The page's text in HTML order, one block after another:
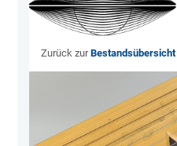
Zurück zurBestandsübersicht